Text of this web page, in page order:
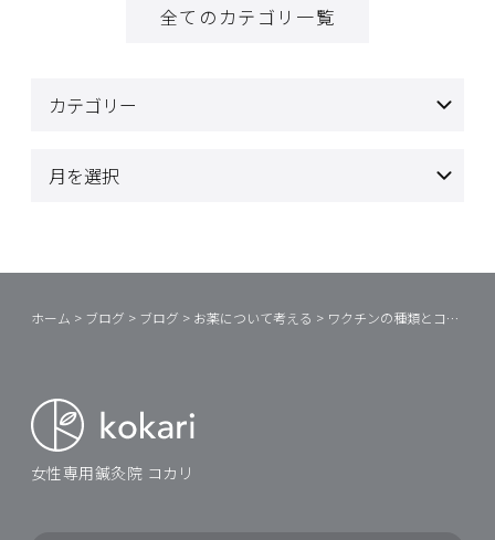
全てのカテゴリ一覧
ホーム > ブログ > ブログ > お薬について考える > ワクチンの種類とコロナワクチン②
女性専用鍼灸院 コカリ